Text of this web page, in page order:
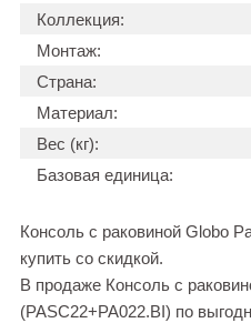
Коллекция:
Монтаж:
Страна:
Материал:
Вес (кг):
Базовая единица:
Консоль с раковиной Globo
купить со скидкой.
В продаже Консоль с
(PASC22+PA022.BI) по